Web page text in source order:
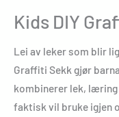
Kids DIY
Lei av leker som blir
Graffiti Sekk gjør
kombinerer lek, læring
faktisk vil bruke igjen